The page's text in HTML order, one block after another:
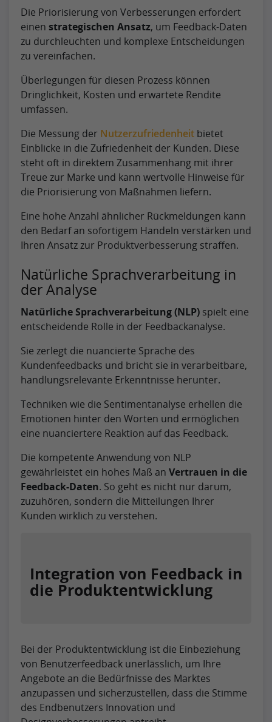
Die Priorisierung von Verbesserungen erfordert
einen strategischen Ansatz, um Feedback-Daten
zu durchleuchten und komplexe Entscheidungen
zu vereinfachen.
Überlegungen für diesen Prozess können
Dringlichkeit, Kosten und erwartete Rendite
umfassen.
Die Messung der Nutzerzufriedenheit bietet
Einblicke in die Zufriedenheit der Kunden. Diese
steht oft in direktem Zusammenhang mit ihrer
Treue zur Marke und kann wertvolle Hinweise für
die Priorisierung von Maßnahmen liefern.
Eine hohe Anzahl ähnlicher Rückmeldungen kann
den Bedarf an sofortigem Handeln verstärken und
Ihren Ansatz zur Produktverbesserung straffen.
Natürliche Sprachverarbeitung in
der Analyse
Natürliche Sprachverarbeitung (NLP) spielt eine
entscheidende Rolle in der Feedbackanalyse.
Sie zerlegt die nuancierte Sprache des
Kundenfeedbacks und bricht sie in verarbeitbare,
handlungsrelevante Erkenntnisse herunter.
Techniken wie die Sentimentanalyse erhellen die
Emotionen hinter den Worten und ermöglichen
eine nuanciertere Reaktion auf das Feedback.
Die kompetente Anwendung von NLP
gewährleistet ein hohes Maß an Vertrauen in die
Feedback-Daten. So geht es nicht nur darum,
zuzuhören, sondern die Mitteilungen Ihrer
Kunden wirklich zu verstehen.
Integration von Feedback in
die Produktentwicklung
Bei der Produktentwicklung ist die Einbeziehung
von Benutzerfeedback unerlässlich, um Ihre
Angebote an die Bedürfnisse des Marktes
anzupassen und sicherzustellen, dass die Stimme
des Endbenutzers Innovation und